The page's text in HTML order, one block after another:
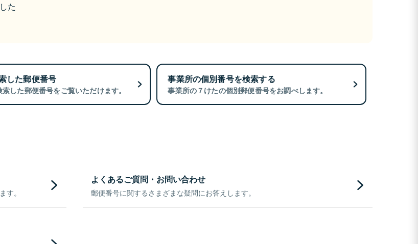
た
した郵便番号
した郵便番号をご覧いただけます。
事業所の個別番号を検索する
事業所の７けたの個別郵便番号をお調べします。
す。
よくあるご質問・お問い合わせ
郵便番号に関するさまざまな疑問にお答えします。